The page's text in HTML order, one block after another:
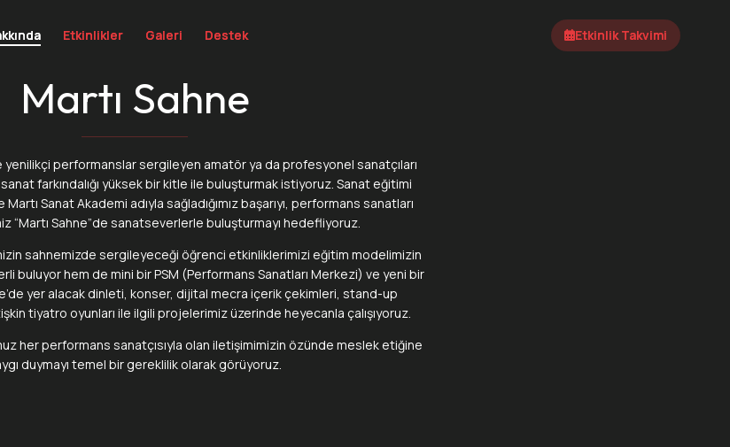
Etkinlikler Galeri Destek Etkinlik Takvimi
Etkinlikler Galeri Destek Etkinlik Takvimi
Martı Sahne
yenilikçi performanslar sergileyen amatör ya da profesyonel sanatçıları
farkındalığı yüksek bir kitle ile buluşturmak istiyoruz. Sanat eğitimi
Martı Sanat Akademi adıyla sağladığımız başarıyı, performans sanatları
“Martı Sahne”de sanatseverlerle buluşturmayı hedefliyoruz.
sahnemizde sergileyeceği öğrenci etkinliklerimizi eğitim modelimizin
buluyor hem de mini bir PSM (Performans Sanatları Merkezi) ve yeni bir
yer alacak dinleti, konser, dijital mecra içerik çekimleri, stand-up
tiyatro oyunları ile ilgili projelerimiz üzerinde heyecanla çalışıyoruz.
her performans sanatçısıyla olan iletişimimizin özünde meslek etiğine
duymayı temel bir gereklilik olarak görüyoruz.